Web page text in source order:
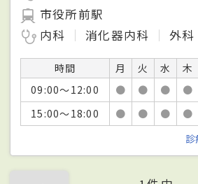
市役所前駅
内科
消化器内科 外科
時間 月 火 水 木
09:00～12:00
● ● ● ●
15:00～18:00
● ● ● ●